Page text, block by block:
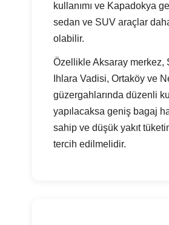
kullanımı ve Kapadokya
sedan ve SUV araçlar
olabilir.
Özellikle Aksaray merkez,
Ihlara Vadisi, Ortaköy ve
güzergahlarında düzenli
yapılacaksa geniş bagaj
sahip ve düşük yakıt
tercih edilmelidir.